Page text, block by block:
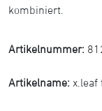
kombiniert.
Artikelnummer:
Artikelname: x.leaf